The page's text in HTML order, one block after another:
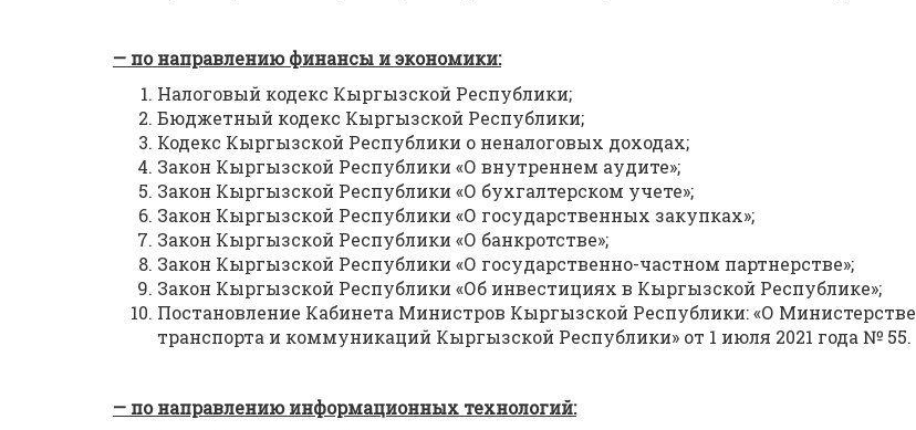
— по направлению финансы и экономики:
Налоговый кодекс Кыргызской Республики;
Бюджетный кодекс Кыргызской Республики;
Кодекс Кыргызской Республики о неналоговых доходах;
Закон Кыргызской Республики «О внутреннем аудите»;
Закон Кыргызской Республики «О бухгалтерском учете»;
Закон Кыргызской Республики «О государственных закупках»;
Закон Кыргызской Республики «О банкротстве»;
Закон Кыргызской Республики «О государственно-частном партнерстве»;
Закон Кыргызской Республики «Об инвестициях в Кыргызской Республике»;
Постановление Кабинета Министров Кыргызской Республики: «О Министерстве
транспорта и коммуникаций Кыргызской Республики» от 1 июля 2021 года № 55.
— по направлению информационных технологий: